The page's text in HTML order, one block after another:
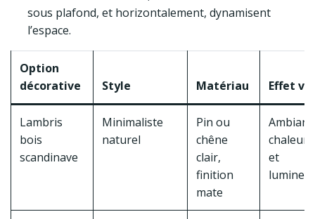
sous plafond, et horizontalement, dynamisent
l’espace.
Option
décorative
Style Matériau Effet
Lambris
bois
scandinave
Minimaliste
naturel
Pin ou
chêne
clair,
finition
mate
et